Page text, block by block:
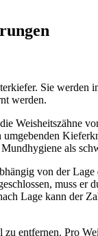
Sie
werden.
Weisheitszähne
als
von der
muss
Lage kann der
entfernen. Pro